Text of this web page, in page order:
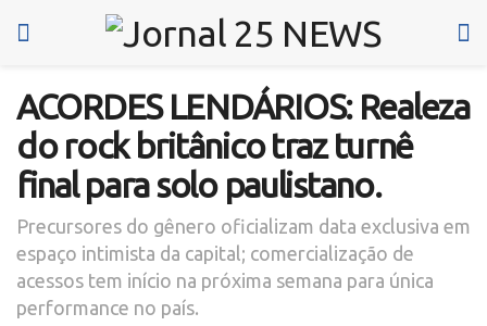
ACORDES LENDÁRIOS: Realeza
do rock britânico traz turnê
final para solo paulistano.
Precursores do gênero oficializam data exclusiva em
espaço intimista da capital; comercialização de
acessos tem início na próxima semana para única
performance no país.